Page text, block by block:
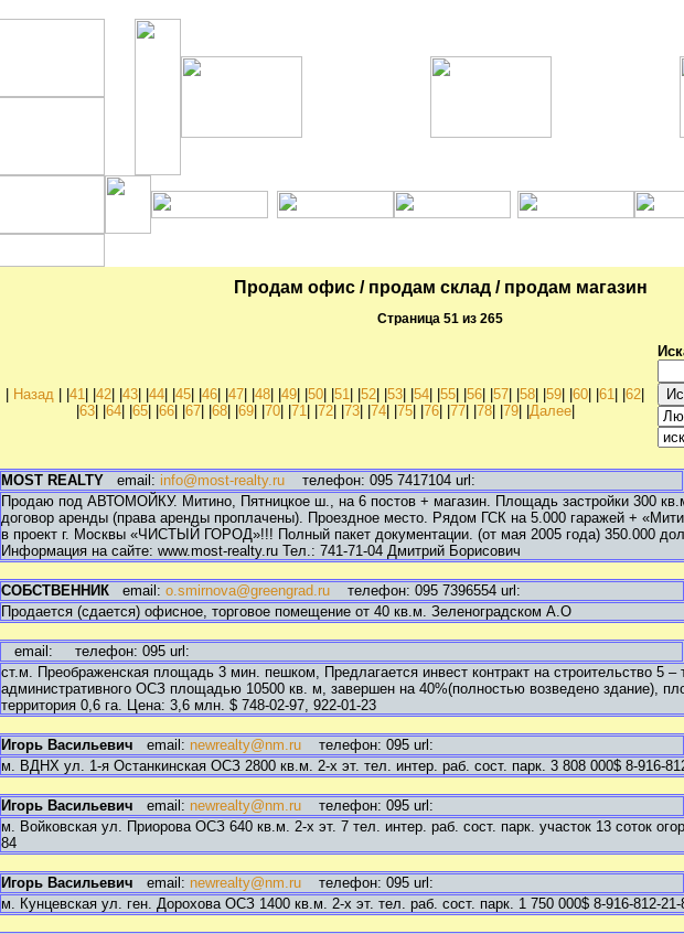
Продам офис / продам склад / продам магазин
Страница 51 из 265
Назад 41 42 43 44 45 46 47 48 49 50 51 52 53 54 55 56 57 58 59 60 61 62
63| | 64| | 65| | 66| | 67| | 68| | 69| | 70| | 71| | 72| | 73| | 74| | 75| | 76| | 77| | 78| | 79| | Далее|
MOST REALTYemail: info@most-realty.ruтелефон: 095 7417104 url:
Продаю под АВТОМОЙКУ. Митино, Пятницкое ш., на 6 постов + магазин. Площадь застройки 300
договор аренды (права аренды проплачены). Проездное место. Рядом ГСК на 5.000 гаражей +
в проект г. Москвы «ЧИСТЫЙ ГОРОД»!!! Полный пакет документации. (от мая 2005 года) 350.000
Информация на сайте: www.most-realty.ru Тел.: 741-71-04 Дмитрий Борисович
СОБСТВЕННИКemail: o.smirnova@greengrad.ruтелефон: 095 7396554 url:
Продается (сдается) офисное, торговое помещение от 40 кв.м. Зеленоградском А.О
email: телефон: 095 url:
ст.м. Преображенская площадь 3 мин. пешком, Предлагается инвест контракт на строительство 5 –
административного ОСЗ площадью 10500 кв. м, завершен на 40%(полностью возведено здание),
территория 0,6 га. Цена: 3,6 млн. $ 748-02-97, 922-01-23
Игорь Васильевич email: newrealty@nm.ruтелефон: 095 url:
м. ВДНХ ул. 1-я Останкинская ОСЗ 2800 кв.м. 2-х эт. тел. интер. раб. сост. парк. 3 808 000$ 8-916-
Игорь Васильевич email: newrealty@nm.ruтелефон: 095 url:
м. Войковская ул. Приорова ОСЗ 640 кв.м. 2-х эт. 7 тел. интер. раб. сост. парк. участок 13 соток
84
Игорь Васильевич email: newrealty@nm.ruтелефон: 095 url:
м. Кунцевская ул. ген. Дорохова ОСЗ 1400 кв.м. 2-х эт. тел. раб. сост. парк. 1 750 000$ 8-916-812-21-